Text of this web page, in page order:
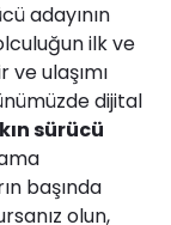
adayının
ilk ve
ve ulaşımı
dijital
sürücü
başında
olun,